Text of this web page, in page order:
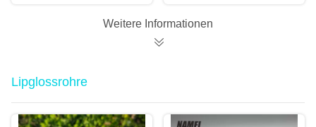
Bleistift und Eyeliner
Privatlogo Leere
Weitere Informationen
Lipglossrohre